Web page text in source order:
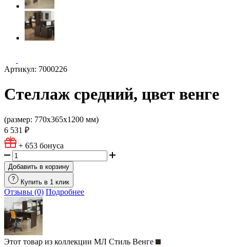
Артикул: 7000226
Стеллаж средний, цвет венге
(размер: 770х365х1200 мм)
6 531 ₽
+ 653 бонуса
Добавить в корзину
Купить в 1 клик
Отзывы (0) Подробнее
Этот товар из коллекции МЛ Стиль Венге